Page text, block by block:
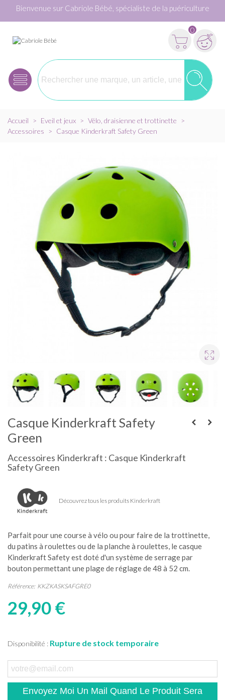
Bienvenue sur Cabriole Bébé, spécialiste de la puériculture
0
Accueil > Eveil et jeux > Vélo, draisienne et trottinette
>
Accessoires
> Casque Kinderkraft Safety Green
Casque Kinderkraft Safety
Green
Accessoires Kinderkraft : Casque Kinderkraft
Safety Green
Découvrez tous les produits Kinderkraft
Parfait pour une course à vélo ou pour faire de la trottinette,
du patins à roulettes ou de la planche à roulettes, le casque
Kinderkraft Safety est doté d'un système de serrage par
bouton permettant une plage de réglage de 48 à 52 cm.
Référence: KKZKASKSAFGRE0
29,90 €
Disponibilité : Rupture de stock temporaire
Envoyez Moi Un Mail Quand Le Produit Sera